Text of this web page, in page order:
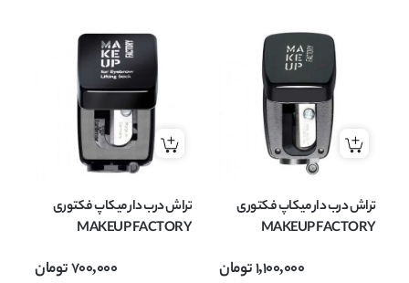
تراش درب دار میکاپ فکتوری
MAKEUP FACTORY
1,100,000تومان
تراش درب دار میکاپ فکتوری
MAKEUP FACTORY
700,000تومان